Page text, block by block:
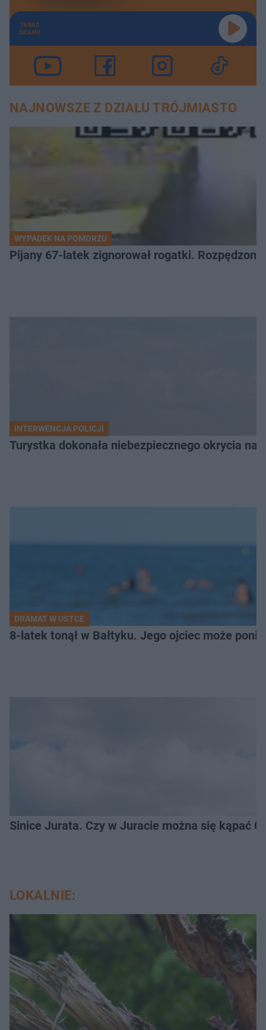
TERAZ
GRAMY
NAJNOWSZE Z DZIAŁU TRÓJMIASTO
WYPADEK NA POMORZU
Pijany 67-latek zignorował rogatki.
INTERWENCJA POLICJI
Turystka dokonała niebezpiecznego okrycia
DRAMAT W USTCE
8-latek tonął w Bałtyku. Jego ojciec może
Sinice Jurata. Czy w Juracie można się kąpać
LOKALNIE: